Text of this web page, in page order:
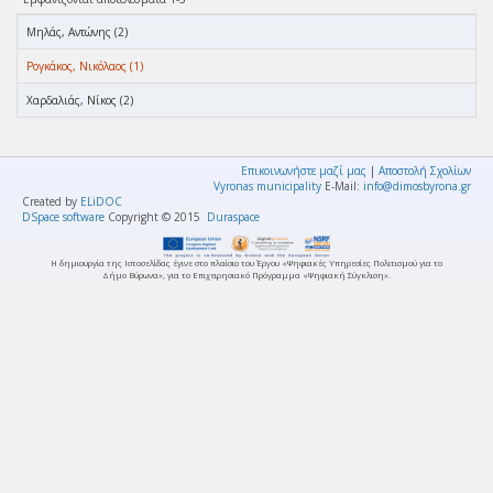
Μηλάς, Αντώνης (2)
Ρογκάκος, Νικόλαος (1)
Χαρδαλιάς, Νίκος (2)
Επικοινωνήστε μαζί μας | Αποστολή Σχολίων
Vyronas municipality E-Mail: info@dimosbyrona.gr
Created by ELiDOC
DSpace software Copyright © 2015 Duraspace
Η δημιουργία της Ιστοσελίδας έγινε στο πλαίσιο του Έργου «Ψηφιακές Υπηρεσίες Πολιτισμού για το
Δήμο Βύρωνα», για το Επιχειρησιακό Πρόγραμμα «Ψηφιακή Σύγκλιση».